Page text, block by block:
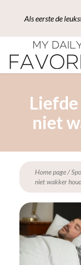
Als eerste de
niet
Home page/
niet wakker